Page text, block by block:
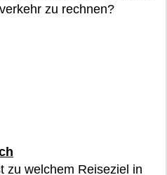
zu rechnen?
zu welchem Reiseziel in